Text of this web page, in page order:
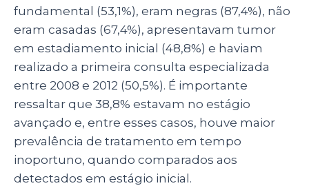
fundamental (53,1%), eram negras (87,4%), não
eram casadas (67,4%), apresentavam tumor
em estadiamento inicial (48,8%) e haviam
realizado a primeira consulta especializada
entre 2008 e 2012 (50,5%). É importante
ressaltar que 38,8% estavam no estágio
avançado e, entre esses casos, houve maior
prevalência de tratamento em tempo
inoportuno, quando comparados aos
detectados em estágio inicial.